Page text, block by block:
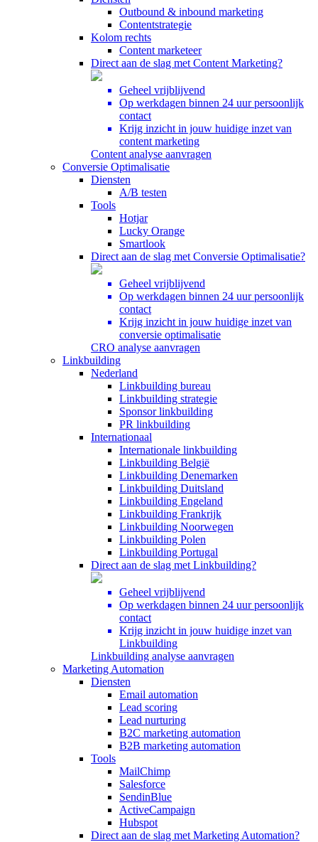
Outbound & inbound marketing
Contentstrategie
Kolom rechts
Content marketeer
Direct aan de slag met Content Marketing?
Geheel vrijblijvend
Op werkdagen binnen 24 uur persoonlijk
contact
Krijg inzicht in jouw huidige inzet van
content marketing
Content analyse aanvragen
Conversie Optimalisatie
Diensten
A/B testen
Tools
Hotjar
Lucky Orange
Smartlook
Direct aan de slag met Conversie Optimalisatie?
Geheel vrijblijvend
Op werkdagen binnen 24 uur persoonlijk
contact
Krijg inzicht in jouw huidige inzet van
conversie optimalisatie
CRO analyse aanvragen
Linkbuilding
Nederland
Linkbuilding bureau
Linkbuilding strategie
Sponsor linkbuilding
PR linkbuilding
Internationaal
Internationale linkbuilding
Linkbuilding België
Linkbuilding Denemarken
Linkbuilding Duitsland
Linkbuilding Engeland
Linkbuilding Frankrijk
Linkbuilding Noorwegen
Linkbuilding Polen
Linkbuilding Portugal
Direct aan de slag met Linkbuilding?
Geheel vrijblijvend
Op werkdagen binnen 24 uur persoonlijk
contact
Krijg inzicht in jouw huidige inzet van
Linkbuilding
Linkbuilding analyse aanvragen
Marketing Automation
Diensten
Email automation
Lead scoring
Lead nurturing
B2C marketing automation
B2B marketing automation
Tools
MailChimp
Salesforce
SendinBlue
ActiveCampaign
Hubspot
Direct aan de slag met Marketing Automation?